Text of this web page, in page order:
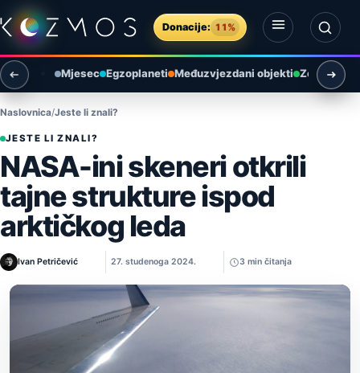
Preskoči na sadržaj
Donacije: 11%
Otvori izbornik
Otvori pretragu
Mjesec Egzoplaneti Međuzvjezdani objekti Zemlja i
Naslovnica Jeste li znali?
JESTE LI ZNALI?
NASA-ini skeneri otkrili
tajne strukture ispod
arktičkog leda
Ivan Petričević 27. studenoga 2024. 3 min čitanja